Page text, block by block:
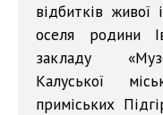
відбитків живої
оселя родини
закладу
Калуської
приміських